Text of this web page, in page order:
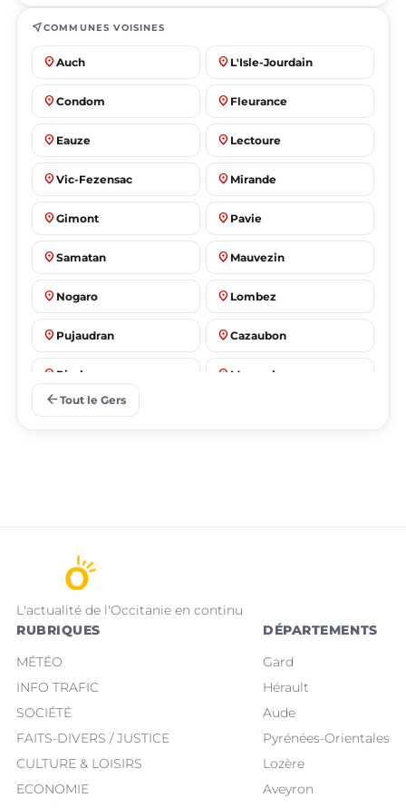
near_meCOMMUNES VOISINES
place Auch place L'Isle-Jourdain
place Condom place Fleurance
place Eauze place Lectoure
place Vic-Fezensac place Mirande
place Gimont place Pavie
place Samatan place Mauvezin
place Nogaro place Lombez
place Pujaudran place Cazaubon
place Riscle place Masseube
arrow_back Tout le Gers
L'actualité de l'Occitanie en continu
RUBRIQUES
MÉTÉO
INFO TRAFIC
SOCIÉTÉ
FAITS-DIVERS / JUSTICE
CULTURE & LOISIRS
ECONOMIE
DÉPARTEMENTS
Gard
Hérault
Aude
Pyrénées-Orientales
Lozère
Aveyron